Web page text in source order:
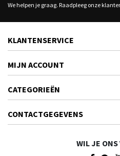
We helpen je graag. Raadpleeg onze
KLANTENSERVICE
MIJN ACCOUNT
CATEGORIEËN
CONTACTGEGEVENS
WIL JE ONS